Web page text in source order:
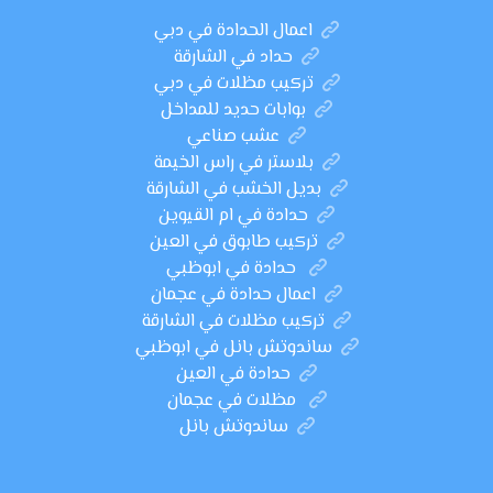
اعمال الحدادة في دبي
حداد في الشارقة
تركيب مظلات في دبي
بوابات حديد للمداخل
عشب صناعي
بلاستر في راس الخيمة
بديل الخشب في الشارقة
حدادة في ام القيوين
تركيب طابوق في العين
حدادة في ابوظبي
اعمال حدادة في عجمان
تركيب مظلات في الشارقة
ساندوتش بانل في ابوظبي
حدادة في العين
مظلات في عجمان
ساندوتش بانل